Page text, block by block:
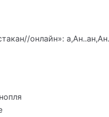
онлайн»: а,Ан..ан,Ан.